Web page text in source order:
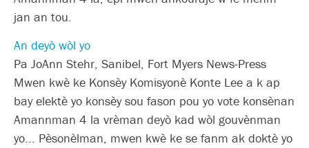
jan an tou.
An deyò wòl yo
Pa JoAnn Stehr, Sanibel, Fort Myers News-Press
Mwen kwè ke Konsèy Komisyonè Konte Lee a k ap
bay elektè yo konsèy sou fason pou yo vote konsènan
Amannman 4 la vrèman deyò kad wòl gouvènman
yo... Pèsonèlman, mwen kwè ke se fanm ak doktè yo